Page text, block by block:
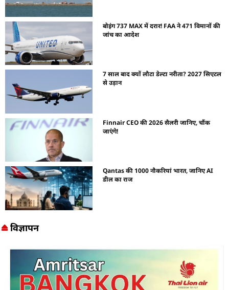
बोइंग 737 MAX में दरार! FAA ने 471 विमानों की
जांच का आदेश
7 साल बाद क्यों लौटा डेल्टा नरीता? 2027 सिएटल
से उड़ान
Finnair CEO की 2026 सैलरी जानिए, चौंक
जाएंगे!
Qantas की 1000 नौकरियां भारत, जानिए AI
डील का राज
विज्ञापन